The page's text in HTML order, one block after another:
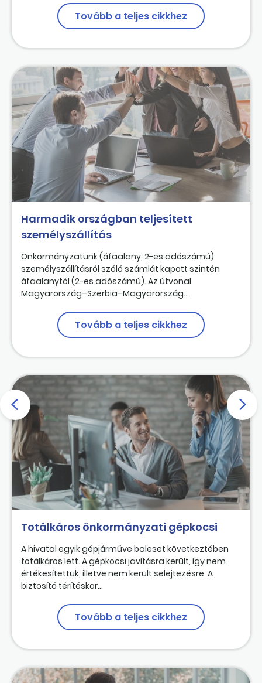
Tovább a teljes cikkhez
Harmadik országban teljesített
személyszállítás
Önkormányzatunk (áfaalany, 2-es adószámú)
személyszállításról szóló számlát kapott szintén
áfaalanytól (2-es adószámú). Az útvonal
Magyarország–Szerbia–Magyarország...
Tovább a teljes cikkhez
Totálkáros önkormányzati gépkocsi
A hivatal egyik gépjárműve baleset következtében
totálkáros lett. A gépkocsi javításra került, így nem
értékesítettük, illetve nem került selejtezésre. A
biztosító térítéskor...
Tovább a teljes cikkhez